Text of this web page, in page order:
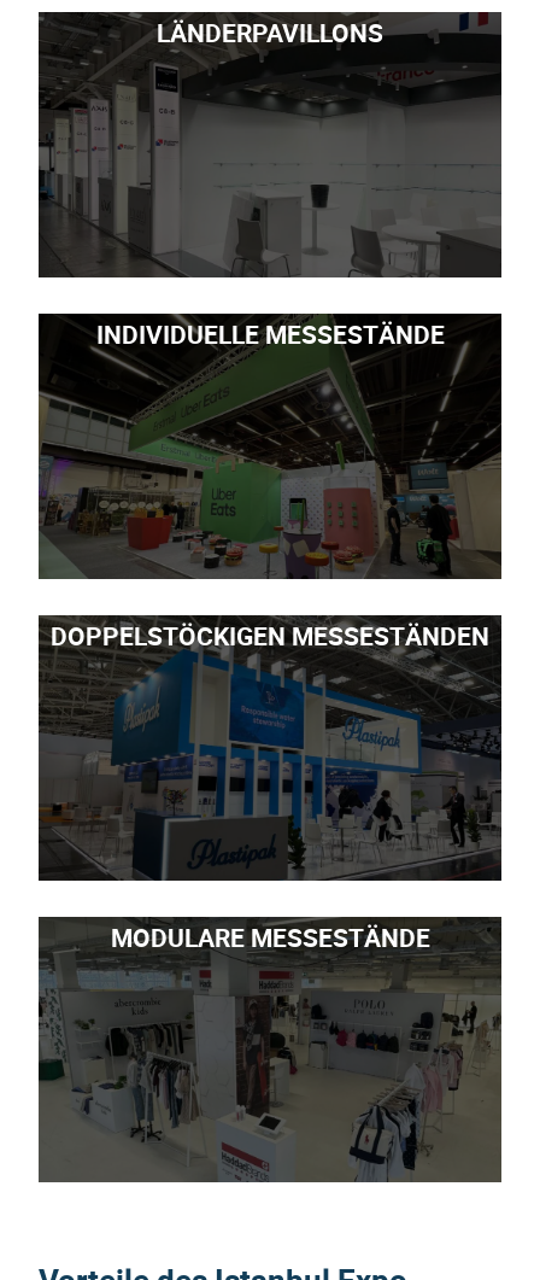
LÄNDERPAVILLONS
INDIVIDUELLE MESSESTÄNDE
DOPPELSTÖCKIGEN MESSESTÄNDEN
MODULARE MESSESTÄNDE